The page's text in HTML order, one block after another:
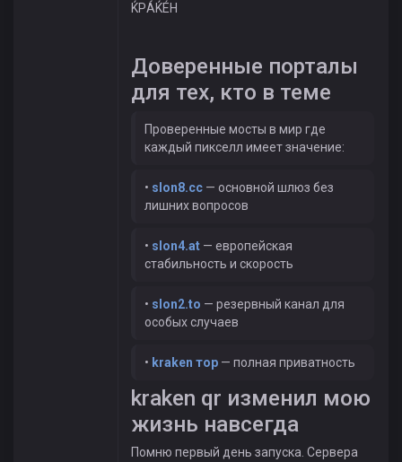
ЌРÁЌÉH
Доверенные порталы
для тех, кто в теме
Проверенные мосты в мир где
каждый пикселл имеет значение:
• slon8.cc — основной шлюз без
лишних вопросов
• slon4.at — европейская
стабильность и скорость
• slon2.to — резервный канал для
особых случаев
• kraken тор — полная приватность
kraken qr изменил мою
жизнь навсегда
Помню первый день запуска. Сервера